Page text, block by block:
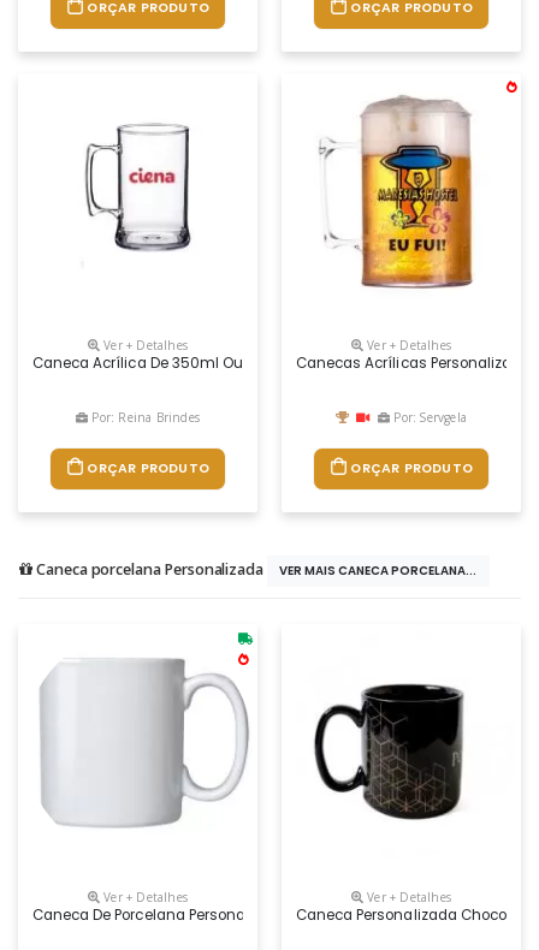
ORÇAR PRODUTO ORÇAR PRODUTO
Ver + Detalhes
Caneca Acrílica De 350ml Ou 500ml
Por: Reina Brindes
ORÇAR PRODUTO
Ver + Detalhes
Canecas Acrílicas Personalizada.
Por: Servgela
ORÇAR PRODUTO
Caneca porcelana Personalizada VER MAIS CANECA PORCELANA...
Ver + Detalhes
Caneca De Porcelana Personalizada
Ver + Detalhes
Caneca Personalizada Chocolate